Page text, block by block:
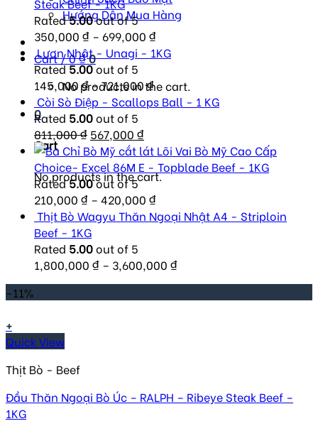
Hướng Dẫn Mua Hàng
Cart /0₫0
No products in the cart.
0
Cart
No products in the cart.
Rated5.00out of 5
350,000 ₫ – 699,000 ₫
Lươn Nhật - Unagi - 1KG
Rated5.00out of 5
145,000₫–721,000₫
Còi Sò Điệp - Scallops Ball - 1 KG
Rated 5.00out of 5
811,000₫ Original
price
was:
811,000 ₫.
567,000 ₫Current
price
is:
567,000 ₫.
Lõi Vai Bò Mỹ Cao Cấp
Choice- Excel 86M E - Topblade Beef - 1KG
Rated5.00out of 5
210,000 ₫ – 420,000 ₫
Thịt Bò Wagyu Thăn Ngoại Nhật A4 - Striploin
Beef - 1KG
Rated 5.00out of 5
1,800,000 ₫ – 3,600,000 ₫
-11%
+
Quick View
Thịt Bò - Beef
Đầu Thăn Ngoại Bò Úc – RALPH – Ribeye Steak Beef –
1KG